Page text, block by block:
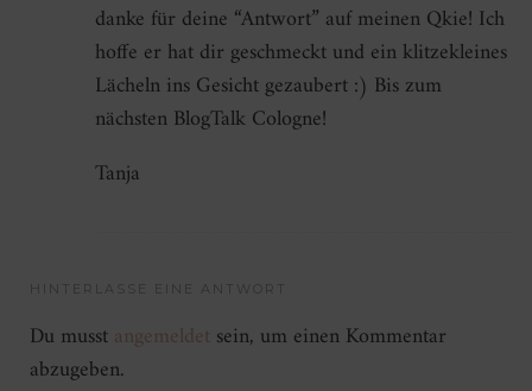
danke für deine “Antwort” auf meinen Qkie! Ich
hoffe er hat dir geschmeckt und ein klitzekleines
Lächeln ins Gesicht gezaubert :) Bis zum
nächsten BlogTalk Cologne!
Tanja
HINTERLASSE EINE ANTWORT
Du musstangemeldet sein, um einen Kommentar
abzugeben.